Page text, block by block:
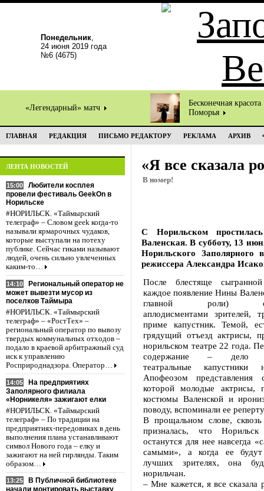
Понедельник,
24 июня 2019 года
№6 (4675)
«Легендарный» матч
Бесконечная красота
Поморья
ГЛАВНАЯ РЕДАКЦИЯ ПИСЬМО РЕДАКТОРУ РЕКЛАМА АРХИВ
ЛЕНТА НОВОСТЕЙ
15:00
Любители косплея
провели фестиваль GeekOn в
Норильске
#НОРИЛЬСК. «Таймырский
телеграф» – Словом geek когда-то
называли ярмарочных чудаков,
которые выступали на потеху
публике. Сейчас гиками называют
людей, очень сильно увлеченных
каким-то…
14:10
Региональный оператор не
может вывезти мусор из
поселков Таймыра
#НОРИЛЬСК. «Таймырский
телеграф» – «РостТех» –
региональный оператор по вывозу
твердых коммунальных отходов –
подало в краевой арбитражный суд
иск к управлению
Росприроднадзора. Оператор…
14:05
На предприятиях
Заполярного филиала
«Норникеля» зажигают елки
#НОРИЛЬСК. «Таймырский
телеграф» – По традиции на
предприятиях-передовиках в день
выполнения плана устанавливают
символ Нового года – елку и
зажигают на ней гирлянды. Таким
образом…
13:25
В Публичной библиотеке
«Я все сказала
В номер!
С Норильском
Валенская. В субботу, 13
Норильского
режиссера Александра
После блестяще
каждое появление Нины
главной роли)
аплодисментами зрителей,
приме капустник. Темой,
грядущий отъезд актрисы,
норильском театре 22 года.
содержание – дело
театральные капустники
Апофеозом представления
которой молодые актрисы,
костюмы Валенской и
поводу, вспоминали ее
В прощальном слове, сквозь
призналась, что
останутся для нее навсегда
самыми», а когда ее
лучших зрителях, она
норильчан.
– Мне кажется, я все сказала